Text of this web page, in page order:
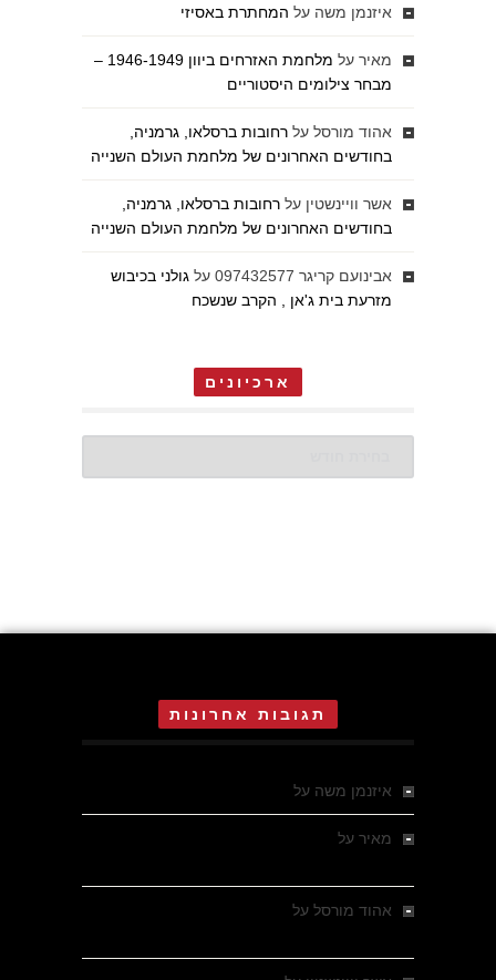
איזנמן משה על המחתרת באסיזי
מאיר על
מלחמת האזרחים ביוון 1946-1949 –
מבחר צילומים היסטוריים
אהוד מורסל על רחובות ברסלאו, גרמניה,
בחודשים האחרונים של מלחמת העולם השנייה
אשר וויינשטין על רחובות ברסלאו, גרמניה,
בחודשים האחרונים של מלחמת העולם השנייה
אבינועם קריגר 097432577 על גולני בכיבוש
מזרעת בית ג'אן , הקרב שנשכח
ארכיונים
תגובות אחרונות
איזנמן משה על
מאיר על
אהוד מורסל על